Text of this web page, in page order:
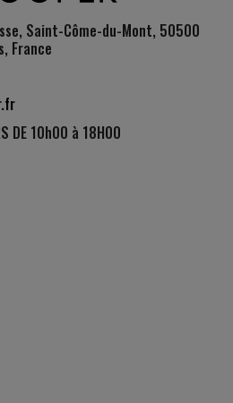
Saint-Côme-du-Mont, 50500
France
DE 10h00 à 18H00